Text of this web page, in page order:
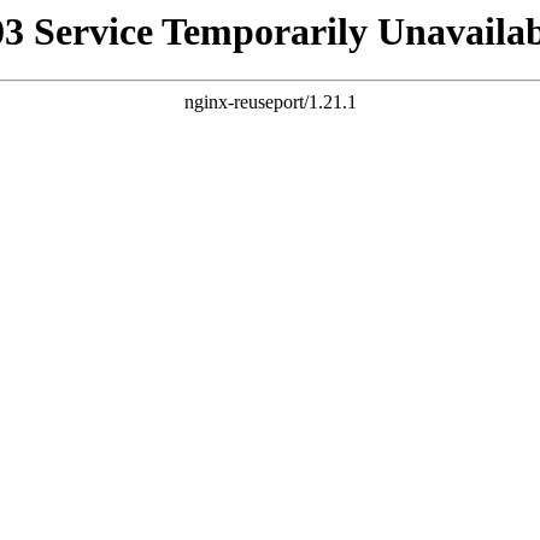
Service Temporarily
nginx-reuseport/1.21.1